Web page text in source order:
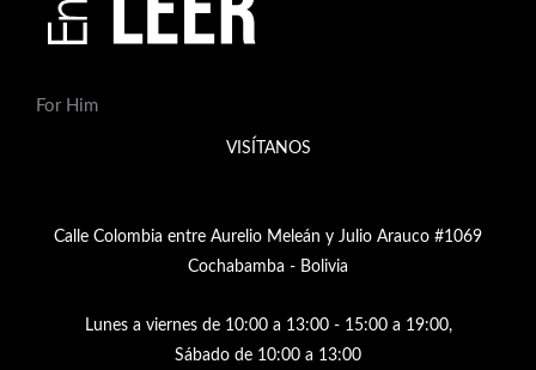
For Him
VISÍTANOS
Calle Colombia entre Aurelio Meleán y Julio Arauco #1069
Cochabamba - Bolivia
Lunes a viernes de 10:00 a 13:00 - 15:00 a 19:00,
Sábado de 10:00 a 13:00